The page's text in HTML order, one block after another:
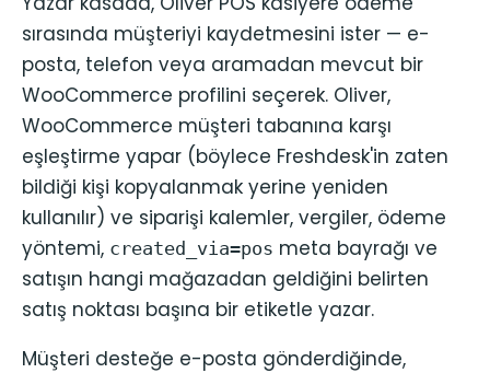
sırasında müşteriyi kaydetmesini ister — e-
posta, telefon veya aramadan mevcut bir
WooCommerce profilini seçerek. Oliver,
WooCommerce müşteri tabanına karşı
eşleştirme yapar (böylece Freshdesk'in zaten
bildiği kişi kopyalanmak yerine yeniden
kullanılır) ve siparişi kalemler, vergiler, ödeme
yöntemi, created_via=pos meta bayrağı ve
satışın hangi mağazadan geldiğini belirten
satış noktası başına bir etiketle yazar.
Müşteri desteğe e-posta gönderdiğinde,